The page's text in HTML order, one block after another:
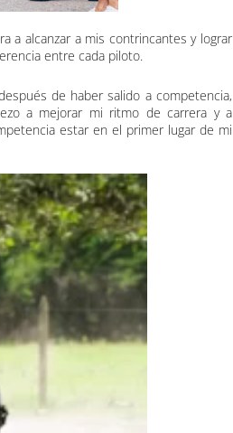
a alcanzar a mis contrincantes y lograr
entre cada piloto.
de haber salido a competencia,
a mejorar mi ritmo de carrera y a
estar en el primer lugar de mi